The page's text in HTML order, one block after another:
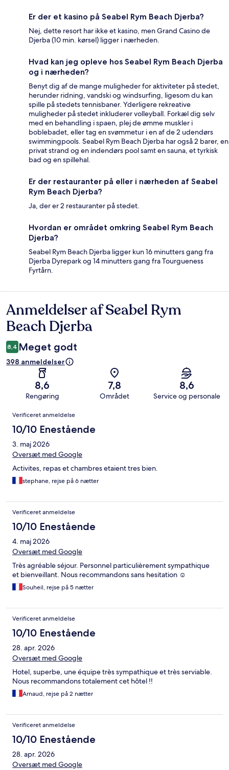
Er der et kasino på Seabel Rym Beach Djerba?
Nej, dette resort har ikke et kasino, men Grand Casino de
Djerba (10 min. kørsel) ligger i nærheden.
Hvad kan jeg opleve hos Seabel Rym Beach Djerba
og i nærheden?
Benyt dig af de mange muligheder for aktiviteter på stedet,
herunder ridning, vandski og windsurfing, ligesom du kan
spille på stedets tennisbaner. Yderligere rekreative
muligheder på stedet inkluderer volleyball. Forkæl dig selv
med en behandling i spaen, plej de ømme muskler i
boblebadet, eller tag en svømmetur i en af de 2 udendørs
swimmingpools. Seabel Rym Beach Djerba har også 2 barer, en
privat strand og en indendørs pool samt en sauna, et tyrkisk
bad og en spillehal.
Er der restauranter på eller i nærheden af Seabel
Rym Beach Djerba?
Ja, der er 2 restauranter på stedet.
Hvordan er området omkring Seabel Rym Beach
Djerba?
Seabel Rym Beach Djerba ligger kun 16 minutters gang fra
Djerba Dyrepark og 14 minutters gang fra Tourgueness
Fyrtårn.
Anmeldelser
Anmeldelser af Seabel Rym
Beach Djerba
8,4 Meget godt
398 anmeldelser
8,6
Rengøring
7,8
Området
8,6
Service og personale
Anmeldelser
Verificeret anmeldelse
10/10 Enestående
3. maj 2026
Oversæt med Google
Activites, repas et chambres etaient tres bien.
stephane, rejse på 6 nætter
Verificeret anmeldelse
10/10 Enestående
4. maj 2026
Oversæt med Google
Très agréable séjour. Personnel particulièrement sympathique
et bienveillant. Nous recommandons sans hesitation ☺️
Souheil, rejse på 5 nætter
Verificeret anmeldelse
10/10 Enestående
28. apr. 2026
Oversæt med Google
Hotel, superbe, une équipe très sympathique et très serviable.
Nous recommandons totalement cet hôtel !!
Arnaud, rejse på 2 nætter
Verificeret anmeldelse
10/10 Enestående
28. apr. 2026
Oversæt med Google